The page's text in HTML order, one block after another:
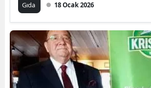
Gıda 18 Ocak 2026